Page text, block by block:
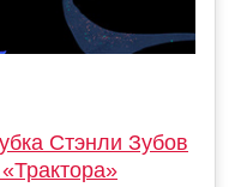
Стэнли Зубов